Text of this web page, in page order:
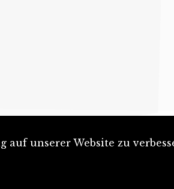
unserer Website zu